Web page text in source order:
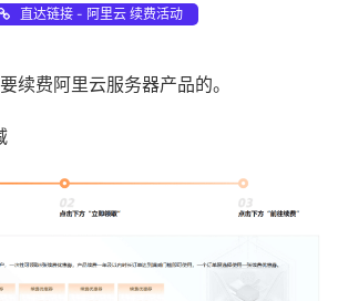
直达链接 - 阿里云 续费活动
续费阿里云服务器产品的。